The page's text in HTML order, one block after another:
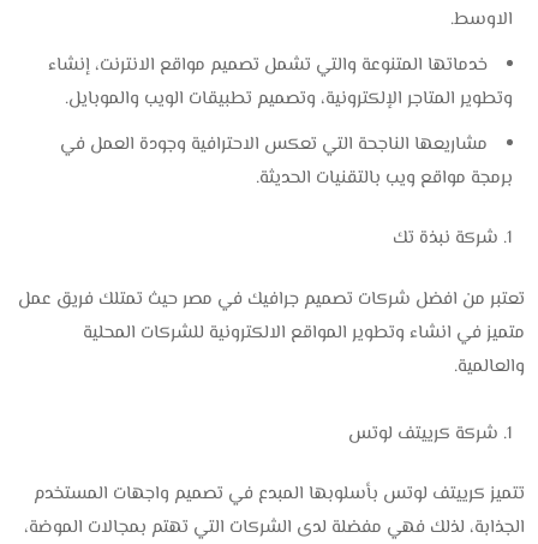
الاوسط.
خدماتها المتنوعة والتي تشمل تصميم مواقع الانترنت، إنشاء
وتطوير المتاجر الإلكترونية، وتصميم تطبيقات الويب والموبايل.
مشاريعها الناجحة التي تعكس الاحترافية وجودة العمل في
برمجة مواقع ويب بالتقنيات الحديثة.
شركة نبذة تك
تعتبر من افضل شركات تصميم جرافيك في مصر حيث تمتلك فريق عمل
متميز في انشاء وتطوير المواقع الالكترونية للشركات المحلية
والعالمية.
شركة كرييتف لوتس
تتميز كرييتف لوتس بأسلوبها المبدع في تصميم واجهات المستخدم
الجذابة، لذلك فهي مفضلة لدى الشركات التي تهتم بمجالات الموضة،